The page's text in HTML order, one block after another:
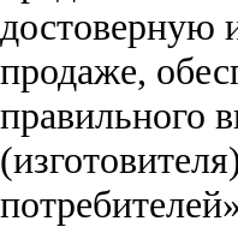
достоверную
продаже,
правильного